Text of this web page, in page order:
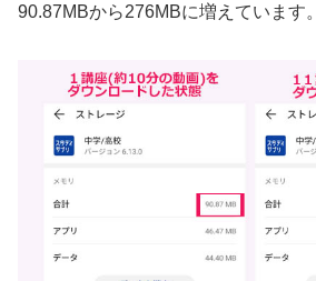
90.87MBから276MBに増えています。